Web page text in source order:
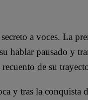
a voces. La
hablar pausado y
recuento de su
y tras la